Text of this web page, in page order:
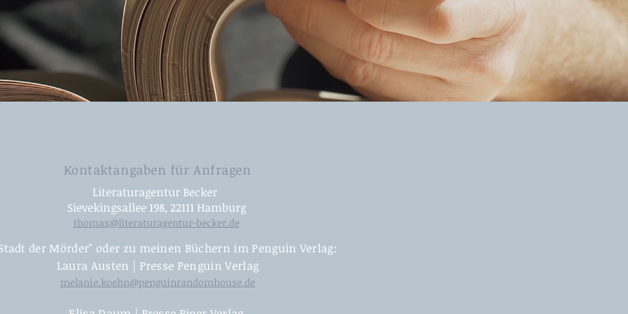
Kontaktangaben für Anfragen
Literaturagentur Becker
Sievekingsallee 198, 22111 Hamburg
thomas@literaturagentur-becker.de
der Mörder" oder zu meinen Büchern im Penguin Verlag:
Laura Austen | Presse Penguin Verlag
melanie.koehn@penguinrandomhouse.de